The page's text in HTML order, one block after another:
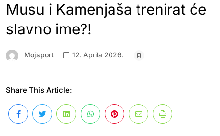
Musu i Kamenjaša trenirat će
slavno ime?!
Mojsport 12. Aprila 2026.
Share This Article: